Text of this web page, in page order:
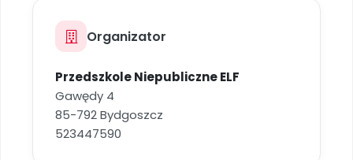
Organizator
Przedszkole Niepubliczne ELF
Gawędy 4
85-792 Bydgoszcz
523447590